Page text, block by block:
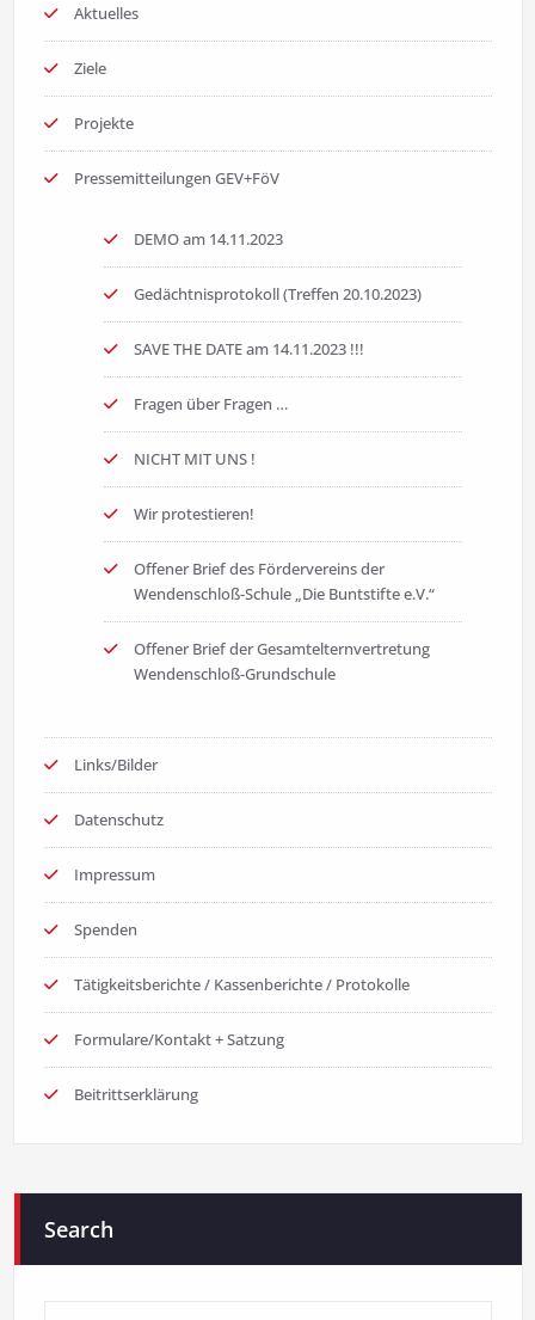
Aktuelles
Ziele
Projekte
Pressemitteilungen GEV+FöV
DEMO am 14.11.2023
Gedächtnisprotokoll (Treffen 20.10.2023)
SAVE THE DATE am 14.11.2023 !!!
Fragen über Fragen …
NICHT MIT UNS !
Wir protestieren!
Offener Brief des Fördervereins der
Wendenschloß-Schule „Die Buntstifte e.V.“
Offener Brief der Gesamtelternvertretung
Wendenschloß-Grundschule
Links/Bilder
Datenschutz
Impressum
Spenden
Tätigkeitsberichte / Kassenberichte / Protokolle
Formulare/Kontakt + Satzung
Beitrittserklärung
Search